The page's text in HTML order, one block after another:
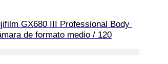
GX680 III Professional Body
de formato medio / 120